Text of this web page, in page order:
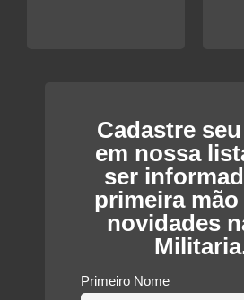
Cadastre
em nossa
ser
primeira
novidades
Primeiro Nome